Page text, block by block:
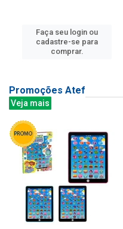
Faça seu login ou
cadastre-se para
comprar.
Promoções Atef
Veja mais